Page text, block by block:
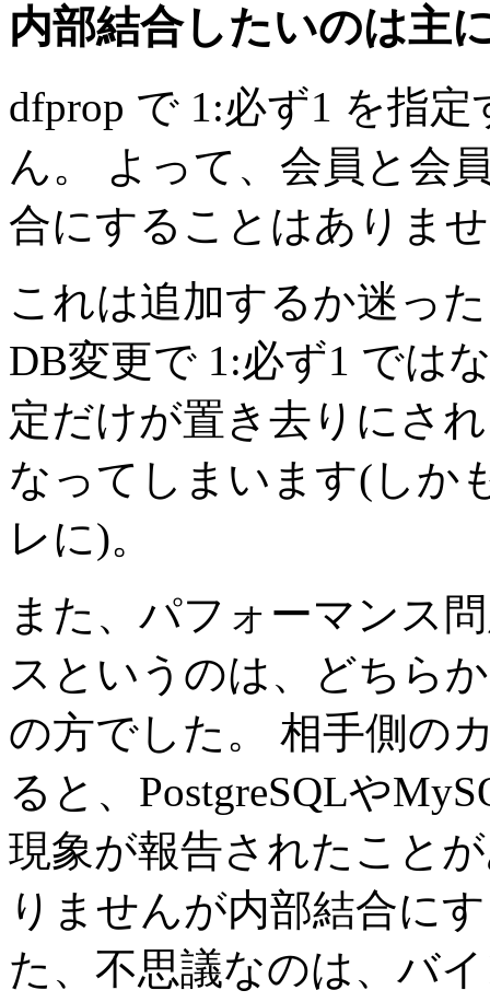
内部結合したいのは主
dfprop で 1:必ず1 を指
ん。 よって、会員と会
合にすることはありま
これは追加するか迷っ
DB変更で 1:必ず1 では
定だけが置き去りにさ
なってしまいます(しか
レに)。
また、パフォーマンス
スというのは、どちら
の方でした。 相手側の
ると、PostgreSQLや
現象が報告されたこと
りませんが内部結合に
た、不思議なのは、バ